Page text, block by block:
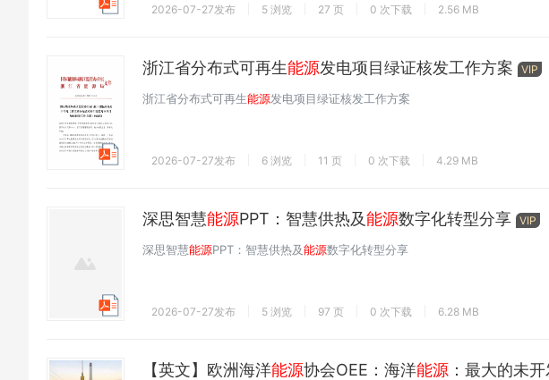
2026-07-27发布 5 浏览 27 页 0 次下载 2.56 MB
浙江省分布式可再生能源发电项目绿证核发工作方案 VIP
浙江省分布式可再生能源发电项目绿证核发工作方案
2026-07-27发布 6 浏览 11 页 0 次下载 4.29 MB
深思智慧能源PPT：智慧供热及能源数字化转型分享 VIP
深思智慧能源PPT：智慧供热及能源数字化转型分享
2026-07-27发布 5 浏览 97 页 0 次下载 6.28 MB
【英文】欧洲海洋能源协会OEE：海洋能源 ：最大的未